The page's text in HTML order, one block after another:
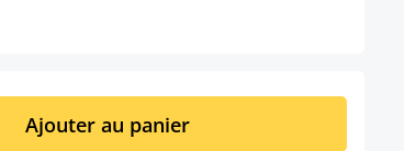
la quantité souhaitée ou
Ajouter au panier